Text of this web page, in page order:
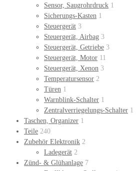
Sensor, Saugrohrdruck 1
Sicherungs-Kasten 1
Steuergerät 3
Steuergerät, Airbag 3
Steuergerät, Getriebe 3
Steuergerät, Motor 11
Steuergerät, Xenon 3
Temperatursensor 2
Türen 1
Warnblink-Schalter 1
Zentralverriegelungs-Schalter 1
Taschen, Organizer 1
Teile 240
Zubehör Elektronik 2
Ladegerät 2
Zünd- & Glühanlage 7